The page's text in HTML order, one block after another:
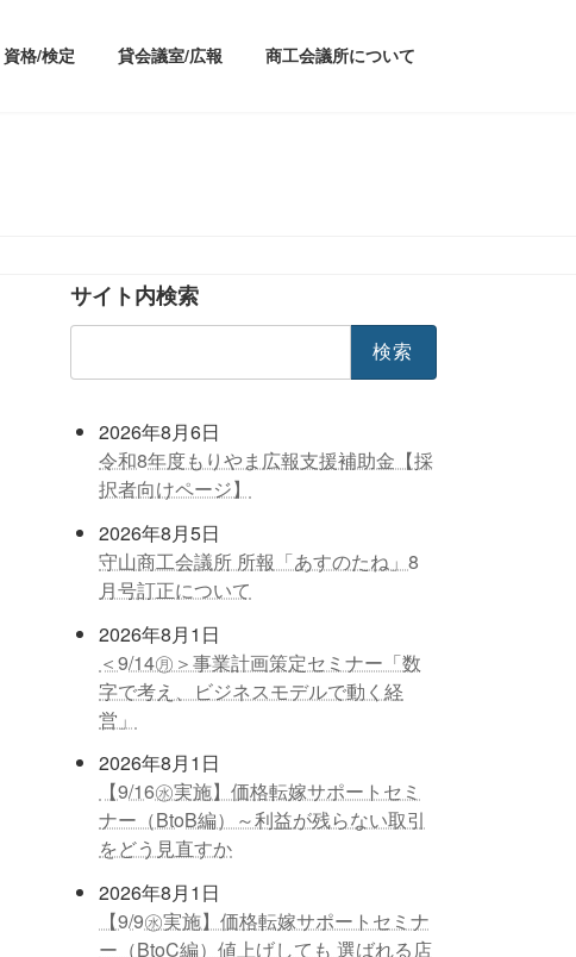
資格/検定 貸会議室/広報 商工会議所について
サイト内検索
2026年8月6日
令和8年度もりやま広報支援補助金【採
択者向けページ】
2026年8月5日
守山商工会議所 所報「あすのたね」8
月号訂正について
2026年8月1日
＜9/14㊊＞事業計画策定セミナー「数
字で考え、ビジネスモデルで動く経
営」
2026年8月1日
【9/16㊌実施】価格転嫁サポートセミ
ナー（BtoB編）～利益が残らない取引
をどう見直すか
2026年8月1日
【9/9㊌実施】価格転嫁サポートセミナ
ー（BtoC編）値上げしても 選ばれる店